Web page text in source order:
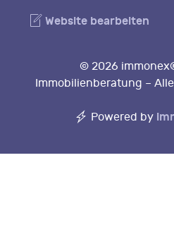
Website bearbeiten
© 2026
Immobilienberatung –
Powered by